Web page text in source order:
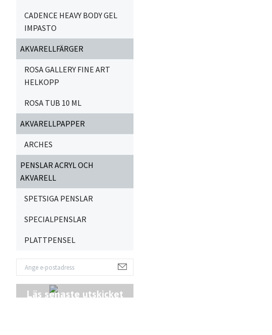
CADENCE HEAVY BODY GEL
IMPASTO
AKVARELLFÄRGER
ROSA GALLERY FINE ART
HELKOPP
ROSA TUB 10 ML
AKVARELLPAPPER
ARCHES
PENSLAR ACRYL OCH
AKVARELL
SPETSIGA PENSLAR
SPECIALPENSLAR
PLATTPENSEL
Läs senaste utskicket